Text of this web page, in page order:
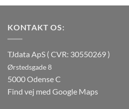
KONTAKT OS:
TJdata ApS ( CVR: 30550269 )
Ørstedsgade 8
5000 Odense C
Find vej med Google Maps